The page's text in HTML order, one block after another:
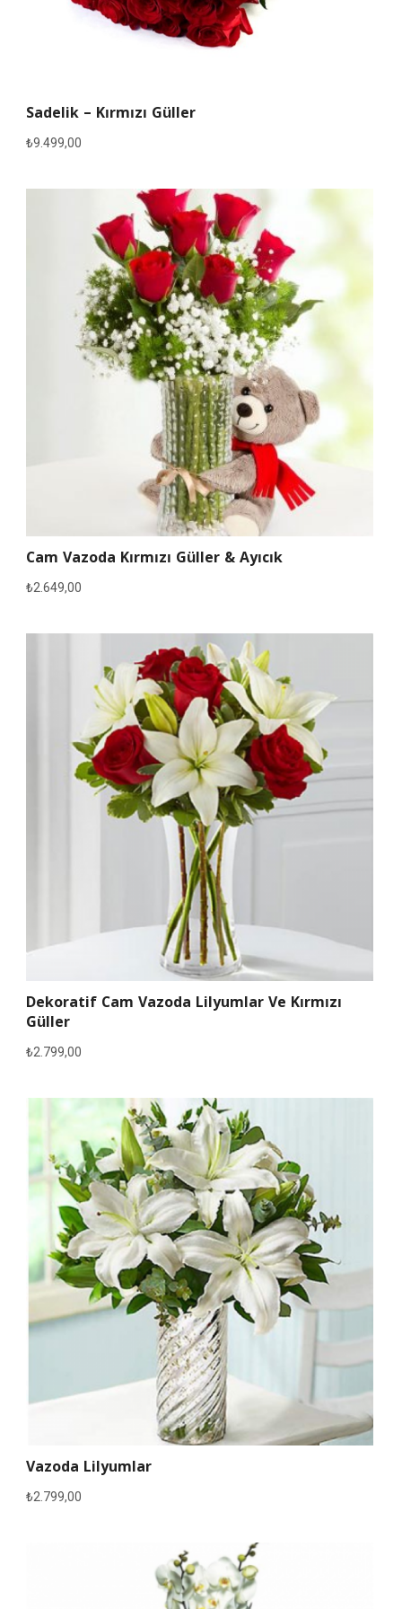
Sadelik – Kırmızı Güller
₺9.499,00
Cam Vazoda Kırmızı Güller & Ayıcık
₺2.649,00
Dekoratif Cam Vazoda Lilyumlar Ve Kırmızı
Güller
₺2.799,00
Vazoda Lilyumlar
₺2.799,00